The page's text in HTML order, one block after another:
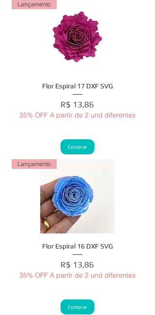
Lançamento
Flor Espiral 17 DXF SVG
Preço
R$ 13,86
35% OFF A partir de 2 und diferentes
Comprar
Lançamento
Flor Espiral 16 DXF SVG
Preço
R$ 13,86
35% OFF A partir de 2 und diferentes
Comprar